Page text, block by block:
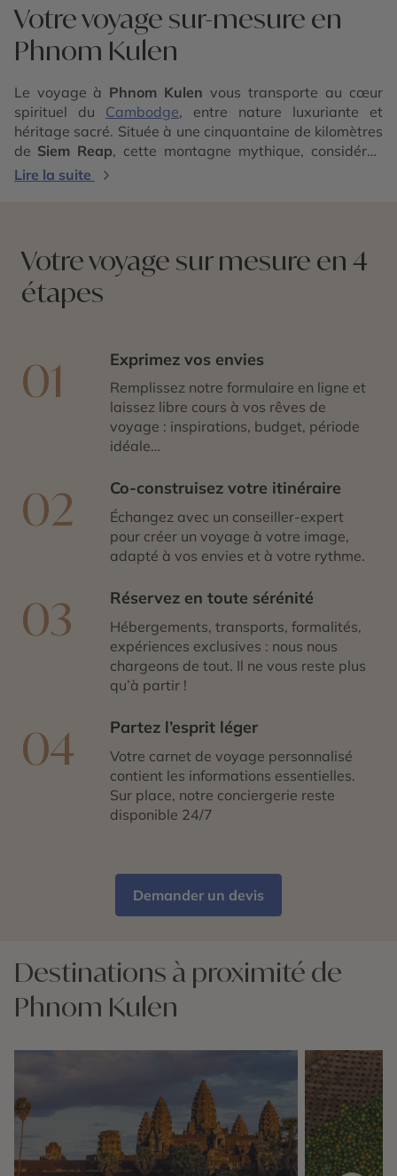
Votre voyage sur-mesure en
Phnom Kulen
Le voyage à Phnom Kulen vous transporte au cœur
spirituel du Cambodge, entre nature luxuriante et
héritage sacré. Située à une cinquantaine de kilomètres
de Siem Reap, cette montagne mythique, considérée
comme le berceau de l’empire khmer, abrite temples
d’
Angkor
au IXᵉ siècle, marquant le début d’une ère
glorieuse.
Phnom Kulen se découvre au fil de ses
de forêts tropicales
offrandes fleuries et les senteurs d’encens confèrent à
ce lieu une atmosphère de paix et de dévotion.
Véritable sanctuaire vivant, Phnom Kulen invite à une
immersion entre spiritualité, nature et histoire, au plus
près de l’âme cambodgienne.
Lire la suite
Votre voyage sur mesure en 4
étapes
01 Exprimez vos envies
Remplissez notre formulaire en ligne et
laissez libre cours à vos rêves de
voyage : inspirations, budget, période
idéale…
02 Co-construisez votre itinéraire
Échangez avec un conseiller-expert
pour créer un voyage à votre image,
adapté à vos envies et à votre rythme.
03 Réservez en toute sérénité
Hébergements, transports, formalités,
expériences exclusives : nous nous
chargeons de tout. Il ne vous reste plus
qu’à partir !
04 Partez l’esprit léger
Votre carnet de voyage personnalisé
contient les informations essentielles.
Sur place, notre conciergerie reste
disponible 24/7
Demander un devis
Destinations à proximité de
Phnom Kulen